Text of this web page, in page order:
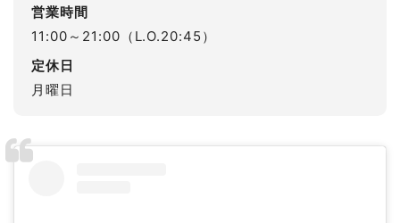
営業時間
11:00～21:00（L.O.20:45）
定休日
月曜日